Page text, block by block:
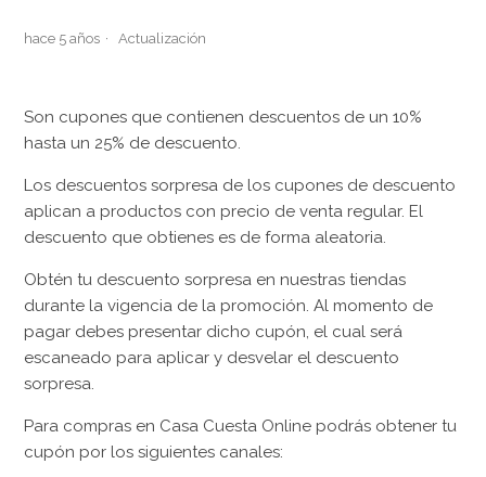
hace 5 años Actualización
Son cupones que contienen descuentos de un 10%
hasta un 25% de descuento.
Los descuentos sorpresa de los cupones de descuento
aplican a productos con precio de venta regular. El
descuento que obtienes es de forma aleatoria.
Obtén tu descuento sorpresa en nuestras tiendas
durante la vigencia de la promoción. Al momento de
pagar debes presentar dicho cupón, el cual será
escaneado para aplicar y desvelar el descuento
sorpresa.
Para compras en Casa Cuesta Online podrás obtener tu
cupón por los siguientes canales: